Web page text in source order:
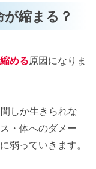
縮まる？
める原因になりま
しか生きられな
・体へのダメー
弱っていきます。